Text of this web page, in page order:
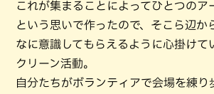
これが集まることによってひとつのア
という思いで作ったので、そこら辺か
なに意識してもらえるように心掛けて
クリーン活動。
自分たちがボランティアで会場を練り